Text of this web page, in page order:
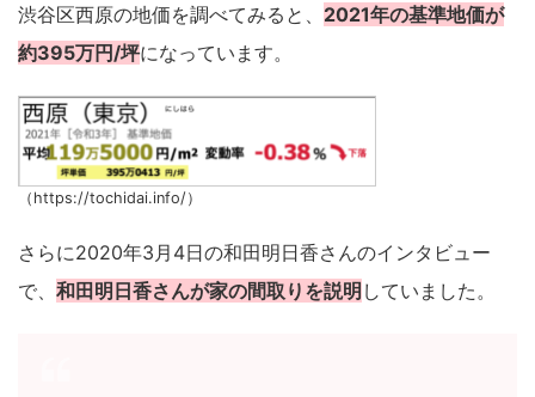
渋谷区西原の地価を調べてみると、 2021年の基準地価が
約395万円/坪になっています。
（https://tochidai.info/）
さらに2020年3月4日の和田明日香さんのインタビュー
で、 和田明日香さんが家の間取りを説明 していました。